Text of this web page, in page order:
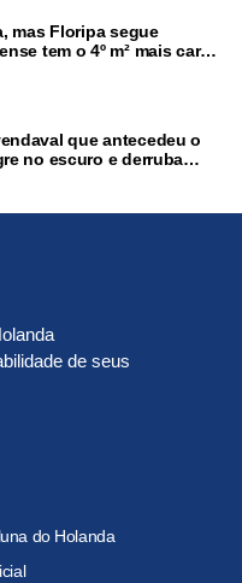
mas Floripa segue
tem o 4º m² mais caro
que antecedeu o
no escuro e derruba
de seus
do Holanda